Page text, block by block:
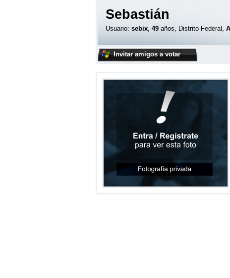
Sebastián
Usuario: sebix, 49 años, Distrito Federal,
Invitar amigos a votar